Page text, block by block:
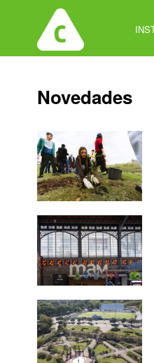
Back
to
Novedades